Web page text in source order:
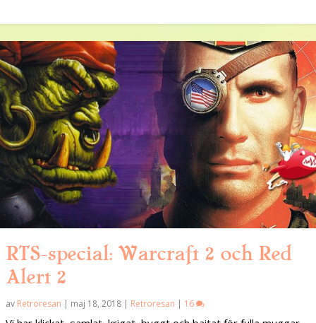
RTS-special: Warcraft 2 och Red
Alert 2
av Retroresan maj 18, 2018 Retroresan 16